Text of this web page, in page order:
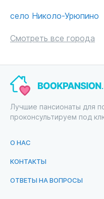
село Николо-Урюпино
Смотреть все города
Лучшие пансионаты для
проконсультируем под
О НАС
КОНТАКТЫ
ОТВЕТЫ НА ВОПРОСЫ